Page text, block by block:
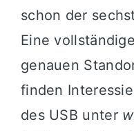
schon der
Eine
genauen
finden
des USB unter